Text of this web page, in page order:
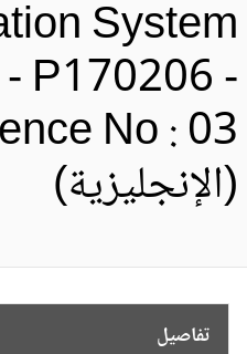
- P170206
No :
تفاصيل